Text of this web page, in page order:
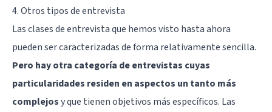
4. Otros tipos de entrevista
Las clases de entrevista que hemos visto hasta ahora
pueden ser caracterizadas de forma relativamente sencilla.
Pero hay otra categoría de entrevistas cuyas
particularidades residen en aspectos un tanto más
complejosy que tienen objetivos más específicos. Las